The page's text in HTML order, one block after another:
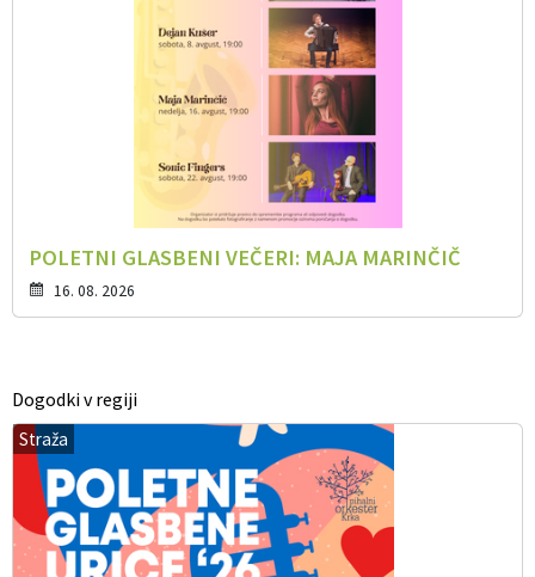
POLETNI GLASBENI VEČERI: MAJA MARINČIČ
16. 08. 2026
Dogodki v regiji
Straža